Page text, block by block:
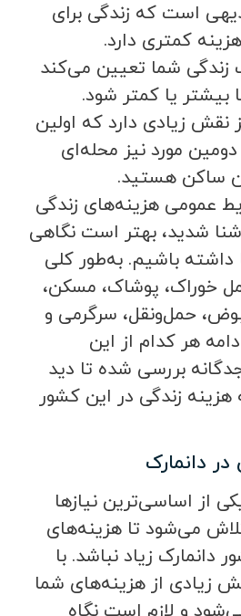
است که زندگی برای
کمتری دارد.
شما تعیین می‌کند
یا کمتر شود.
نقش زیادی دارد که اولین
مورد نیز محله‌ای
ساکن هستید.
عمومی هزینه‌های زندگی
شدید، بهتر است نگاهی
داشته باشیم. به‌طور کلی
خوراک، پوشاک، مسکن،
حمل‌ونقل، سرگرمی و
هر کدام از این
بررسی شده تا دید
زندگی در این کشور
دانمارک
از اساسی‌ترین نیازها
می‌شود تا هزینه‌های
دانمارک زیاد نباشد. با
زیادی از هزینه‌های شما